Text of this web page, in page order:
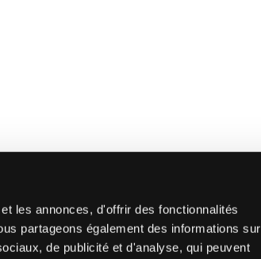
les annonces, d'offrir des fonctionnalités
partageons également des informations sur
de publicité et d'analyse, qui peuvent